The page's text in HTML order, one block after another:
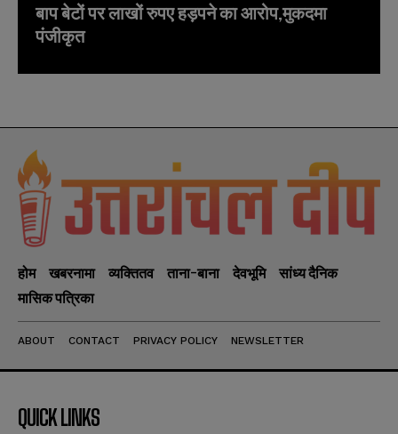
बाप बेटों पर लाखों रुपए हड़पने का आरोप,मुकदमा
पंजीकृत
होम खबरनामा व्यक्तितव ताना-बाना देवभूमि
सांध्य दैनिक
मासिक पत्रिका
ABOUT CONTACT PRIVACY POLICY NEWSLETTER
QUICK LINKS